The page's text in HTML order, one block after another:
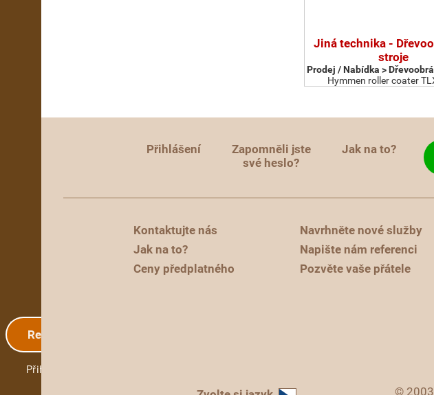
Registrace
Přihlášení
Jiná technika -
stroje
Prodej / Nabídka >
Hymmen roller coater
Přihlášení
Zapomněli jste
své heslo?
Jak na to?
Kontaktujte nás
Jak na to?
Ceny předplatného
Navrhněte nové služby
Napište nám referenci
Pozvěte vaše přátele
© 2003